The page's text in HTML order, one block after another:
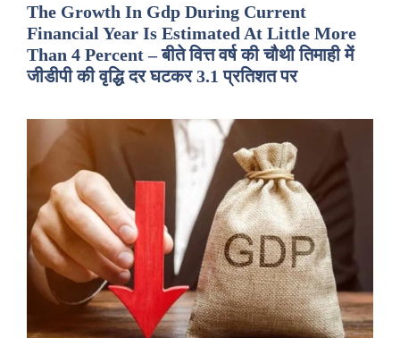
The Growth In Gdp During Current
Financial Year Is Estimated At Little More
Than 4 Percent – बीते वित्त वर्ष की चौथी तिमाही में
जीडीपी की वृद्धि दर घटकर 3.1 प्रतिशत पर